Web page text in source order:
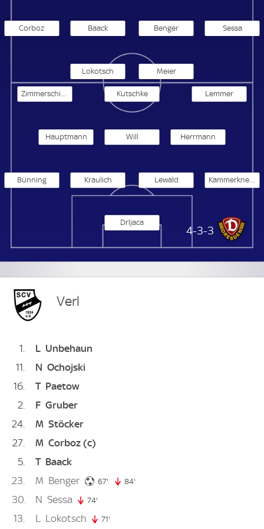
Corboz Baack Benger Sessa
Lokotsch Meier
Dynamo Dresden
4-3-3
Drljaca
Kammerknecht
Lewald
Kraulich
Bünning
Herrmann
Will
Hauptmann
Lemmer
Kutschke
Zimmerschied
Verl
1 L Unbehaun
11
N Ochojski
16
T Paetow
2
F Gruber
24
M Stöcker
27
M Corboz (c)
5
T Baack
23
M Benger 67' 67. minute
84'
30 N Sessa 74'
13 L Lokotsch 71'